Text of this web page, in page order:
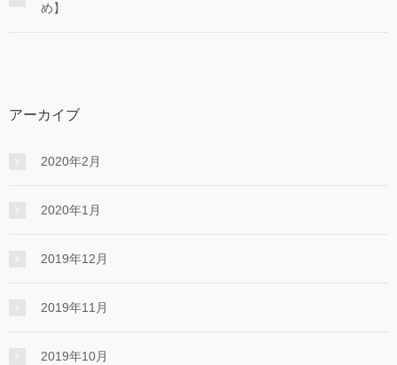
め】
アーカイブ
2020年2月
2020年1月
2019年12月
2019年11月
2019年10月